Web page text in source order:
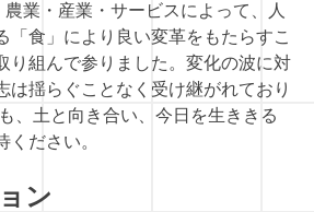
業・産業・サービスによって、人
「食」により良い変革をもたらすこ
り組んで参りました。変化の波に対
は揺らぐことなく受け継がれており
、土と向き合い、今日を生ききる
ください。
ン